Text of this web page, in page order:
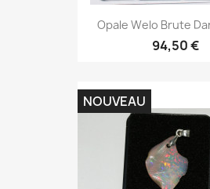
Opale Welo Brute
94,50 €
NOUVEAU